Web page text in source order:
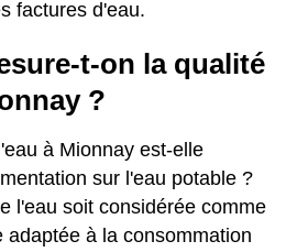
factures d'eau.
t-on la qualité
?
à Mionnay est-elle
sur l'eau potable ?
l'eau soit considérée comme
adaptée à la consommation